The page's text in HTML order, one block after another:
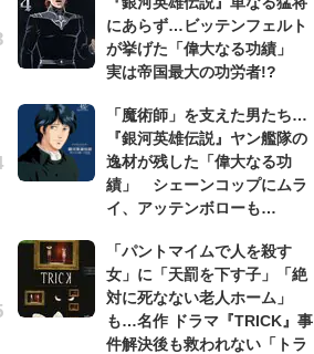
にあらず…ビッテンフェルト
が挙げた「偉大なる功績」
実は帝国最大の功労者!?
「魔術師」を支えた男たち…
『銀河英雄伝説』ヤン艦隊の
逸材が残した「偉大なる功
績」 シェーンコップにムラ
イ、アッテンボローも…
「パントマイムで人を殺す
女」に「天罰を下す子」「絶
対に死なない老人ホーム」
も…名作 ドラマ『TRICK』事
件解決後も救われない「トラ